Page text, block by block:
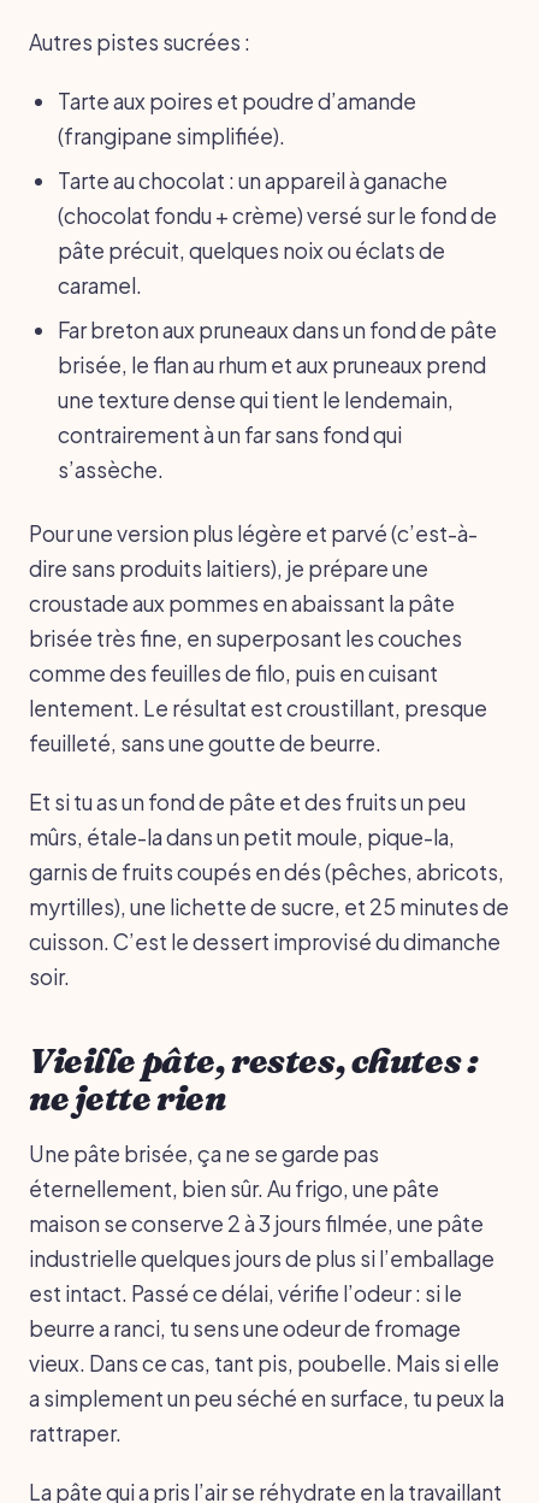
Autres pistes sucrées :
Tarte aux poires et poudre d’amande
(frangipane simplifiée).
Tarte au chocolat : un appareil à ganache
(chocolat fondu + crème) versé sur le fond de
pâte précuit, quelques noix ou éclats de
caramel.
Far breton aux pruneaux dans un fond de pâte
brisée, le flan au rhum et aux pruneaux prend
une texture dense qui tient le lendemain,
contrairement à un far sans fond qui
s’assèche.
Pour une version plus légère et parvé (c’est-à-
dire sans produits laitiers), je prépare une
croustade aux pommes en abaissant la pâte
brisée très fine, en superposant les couches
comme des feuilles de filo, puis en cuisant
lentement. Le résultat est croustillant, presque
feuilleté, sans une goutte de beurre.
Et si tu as un fond de pâte et des fruits un peu
mûrs, étale-la dans un petit moule, pique-la,
garnis de fruits coupés en dés (pêches, abricots,
myrtilles), une lichette de sucre, et 25 minutes de
cuisson. C’est le dessert improvisé du dimanche
soir.
Vieille pâte, restes, chutes :
ne jette rien
Une pâte brisée, ça ne se garde pas
éternellement, bien sûr. Au frigo, une pâte
maison se conserve 2 à 3 jours filmée, une pâte
industrielle quelques jours de plus si l’emballage
est intact. Passé ce délai, vérifie l’odeur : si le
beurre a ranci, tu sens une odeur de fromage
vieux. Dans ce cas, tant pis, poubelle. Mais si elle
a simplement un peu séché en surface, tu peux la
rattraper.
La pâte qui a pris l’air se réhydrate en la travaillant